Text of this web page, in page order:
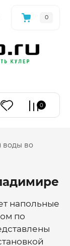
0
0
воды во
напольные
по